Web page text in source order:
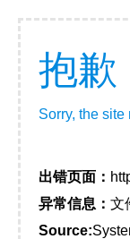
抱歉
Sorry, the
出错页面：
异常信息： 文
Source: